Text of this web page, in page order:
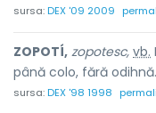
sursa:DEX '09 2009
ZOPOTÍ, zopotesc, vb.
până colo, fără
sursa:DEX '98 1998